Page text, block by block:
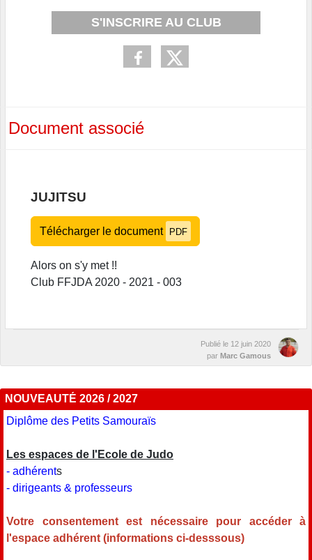
S'INSCRIRE AU CLUB
Document associé
JUJITSU
Télécharger le document PDF
Alors on s'y met !!
Club FFJDA 2020 - 2021 - 003
Publié le 12 juin 2020
par Marc Gamous
NOUVEAUTÉ 2026 / 2027
Diplôme des Petits Samouraïs
Les espaces de l'Ecole de Judo
- adhérents
- dirigeants & professeurs
Votre consentement est nécessaire pour accéder à
l'espace adhérent (informations ci-desssous)